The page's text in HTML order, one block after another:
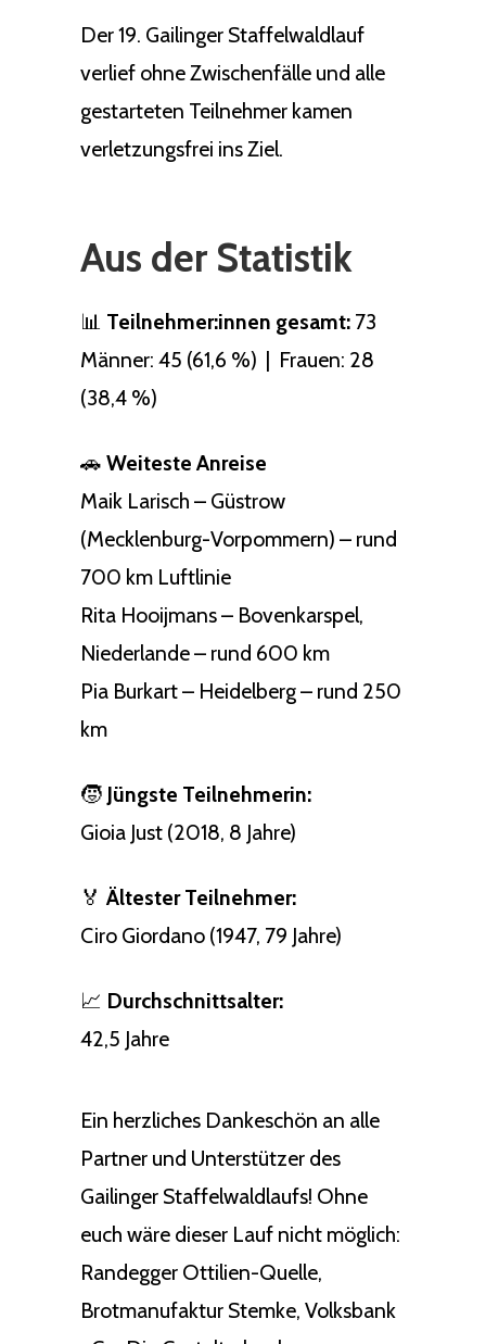
Der 19. Gailinger Staffelwaldlauf
verlief ohne Zwischenfälle und alle
gestarteten Teilnehmer kamen
verletzungsfrei ins Ziel.
Aus der Statistik
📊 Teilnehmer:innen gesamt: 73
Männer: 45 (61,6 %) | Frauen: 28
(38,4 %)
🚗 Weiteste Anreise
Maik Larisch – Güstrow
(Mecklenburg-Vorpommern) – rund
700 km Luftlinie
Rita Hooijmans – Bovenkarspel,
Niederlande – rund 600 km
Pia Burkart – Heidelberg – rund 250
km
🧒 Jüngste Teilnehmerin:
Gioia Just (2018, 8 Jahre)
🏅 Ältester Teilnehmer:
Ciro Giordano (1947, 79 Jahre)
📈 Durchschnittsalter:
42,5 Jahre
Ein herzliches Dankeschön an alle
Partner und Unterstützer des
Gailinger Staffelwaldlaufs! Ohne
euch wäre dieser Lauf nicht möglich:
Randegger Ottilien-Quelle,
Brotmanufaktur Stemke, Volksbank